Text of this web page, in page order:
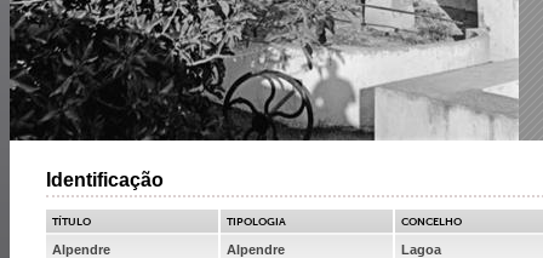
Identificação
TÍTULO
Alpendre
TIPOLOGIA
Alpendre
CONCELHO
Lagoa